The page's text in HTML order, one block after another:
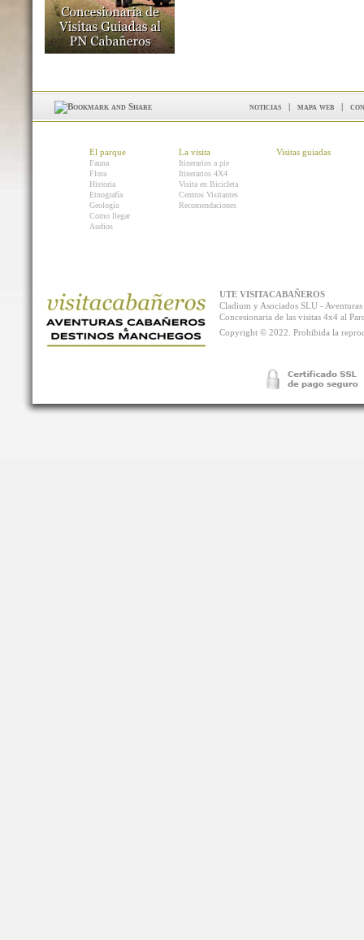
noticias | mapa web |
El parque
Fauna
Flora
Historia
Etnografía
Geología
Como llegar
Audios
La visita
Itinerarios a pie
Itinerarios 4X4
Visita en Bicicleta
Centros Visitantes
Recomendaciones
Visitas guiadas
UTE VISITACABAÑEROS
Cladium y Asociados SLU -
Concesionaria de las visitas 4x4 al
Copyright © 2022. Prohibida la